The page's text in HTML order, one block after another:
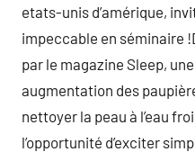
etats-unis d’amérique,
impeccable en séminaire
par le magazine Sleep,
augmentation des
nettoyer la peau à l’eau
l’opportunité d’exciter